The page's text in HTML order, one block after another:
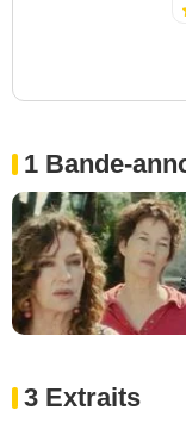
1 Bande-
3 Extraits